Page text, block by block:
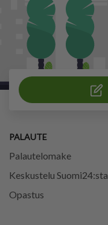
PALAUTE
Palautelomake
Keskustelu Suomi24:sta
Opastus